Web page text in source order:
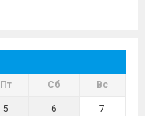
Пт Сб Вс
5 6 7